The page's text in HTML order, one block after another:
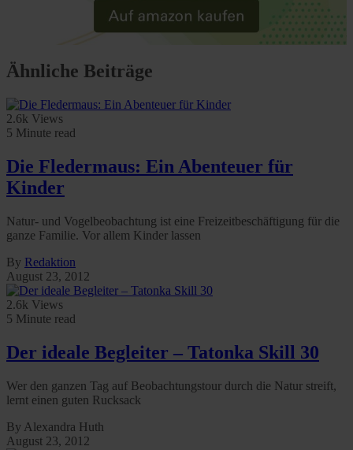
Ähnliche Beiträge
2.6k Views
5 Minute read
Die Fledermaus: Ein Abenteuer für
Kinder
Natur- und Vogelbeobachtung ist eine Freizeitbeschäftigung für die
ganze Familie. Vor allem Kinder lassen
By Redaktion
August 23, 2012
2.6k Views
5 Minute read
Der ideale Begleiter – Tatonka Skill 30
Wer den ganzen Tag auf Beobachtungstour durch die Natur streift,
lernt einen guten Rucksack
By Alexandra Huth
August 23, 2012